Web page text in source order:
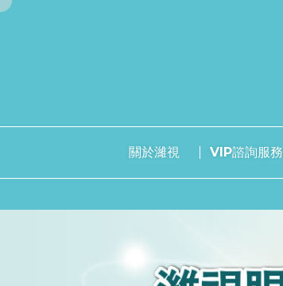
關於濰視 VIP諮詢服務